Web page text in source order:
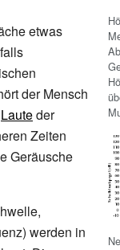
etwas
der Mensch
Lauteder
Zeiten
Geräusche
werden in